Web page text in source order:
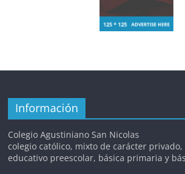
Información
Colegio Agustiniano San Nicolas
colegio católico, mixto de carácter
educativo preescolar, básica primaria y